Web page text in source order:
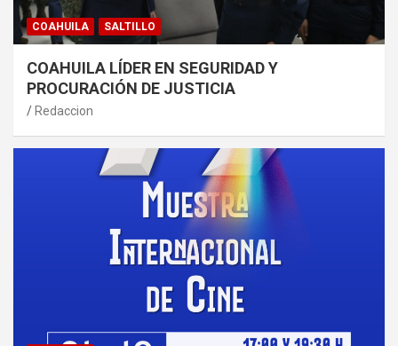
COAHUILA SALTILLO
COAHUILA LÍDER EN SEGURIDAD Y
PROCURACIÓN DE JUSTICIA
Redaccion